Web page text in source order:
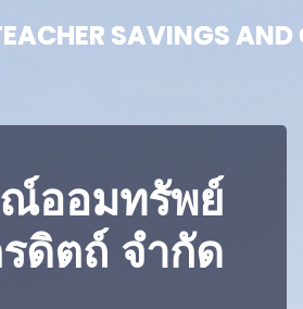
SAVINGS AND
ออมทรัพย์
ดิตถ์ จำกัด
SAVINGS AND